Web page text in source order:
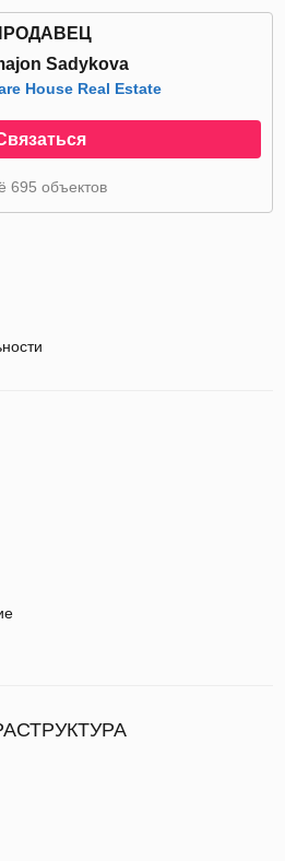
Sadykova
House Real Estate
695 объектов